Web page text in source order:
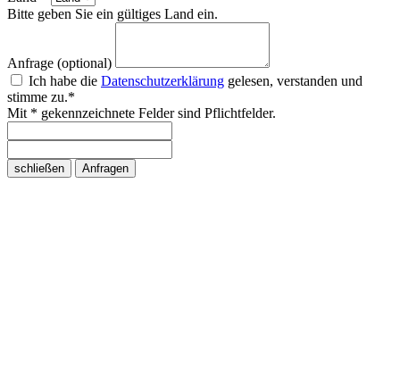
Bitte geben Sie ein gültiges Land ein.
Anfrage (optional)
Ich habe die Datenschutzerklärung gelesen, verstanden und
stimme zu.*
Mit * gekennzeichnete Felder sind Pflichtfelder.
schließen Anfragen